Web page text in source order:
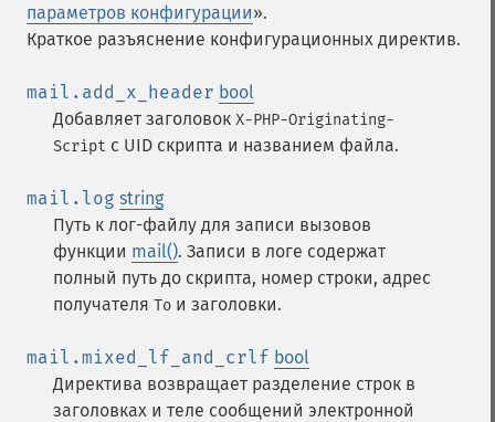
параметров конфигурации».
Краткое разъяснение конфигурационных директив.
mail.add_x_header bool
Добавляет заголовок X-PHP-Originating-
Script с UID скрипта и названием файла.
mail.log string
Путь к лог-файлу для записи вызовов
функции mail(). Записи в логе содержат
полный путь до скрипта, номер строки, адрес
получателя To и заголовки.
mail.mixed_lf_and_crlf bool
Директива возвращает разделение строк в
заголовках и теле сообщений электронной